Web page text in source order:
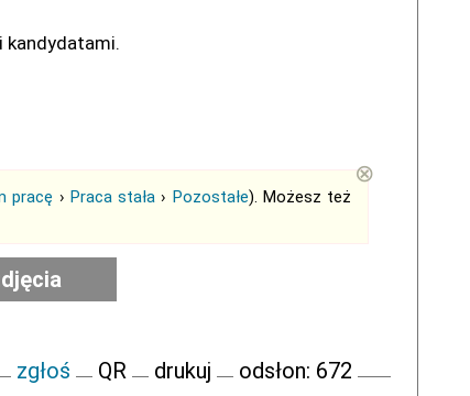
kandydatami.
pracę › Praca stała › Pozostałe). Możesz też
⊗
zgłoś QR drukuj odsłon: 672